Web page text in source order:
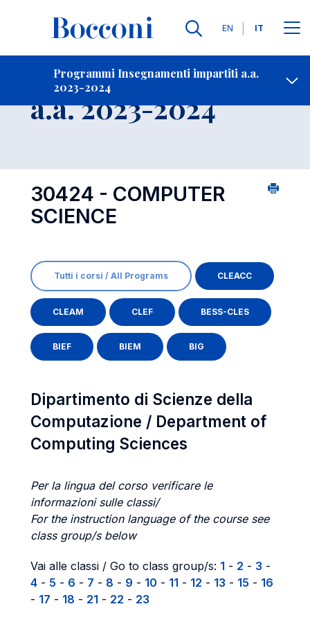
Lingue
EN IT
Programmi Insegnamenti impartiti a.a.
2023-2024
Contatti
Insegnamento
a.a. 2023-2024
30424 - COMPUTER
SCIENCE
Tutti i corsi / All Programs CLEACC
CLEAM CLEF BESS-CLES
BIEF BIEM BIG
Dipartimento di Scienze della
Computazione / Department of
Computing Sciences
Per la lingua del corso verificare le
informazioni sulle classi/
For the instruction language of the course see
class group/s below
Vai alle classi / Go to class group/s: 1 - 2 - 3 -
4 - 5 - 6 - 7 - 8 - 9 - 10 - 11 - 12 - 13 - 15 - 16
- 17 - 18 - 21 - 22 - 23